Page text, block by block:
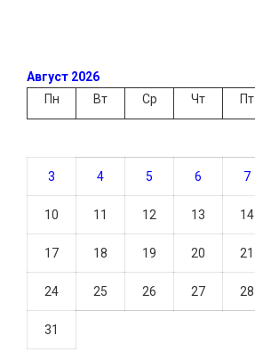
Август 2026
Пн
Вт Ср Чт Пт
3 4 5 6 7
10 11 12 13 14
17 18 19 20 21
24 25 26 27 28
31